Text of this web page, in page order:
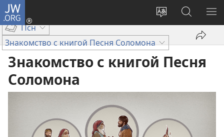
JW.ORG
Изменить
сайта
Войти
(открывается
новом
окне)
Поиск
jw.org
Псн
Знакомство с книгой Песня Соломона
Знакомство с книгой Песня
Соломона